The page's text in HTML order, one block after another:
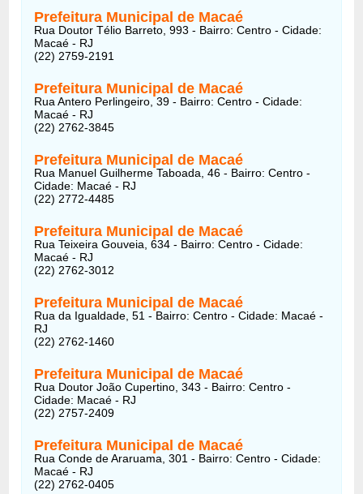
Prefeitura Municipal de Macaé
Rua Doutor Télio Barreto, 993 - Bairro: Centro - Cidade:
Macaé - RJ
(22) 2759-2191
Prefeitura Municipal de Macaé
Rua Antero Perlingeiro, 39 - Bairro: Centro - Cidade:
Macaé - RJ
(22) 2762-3845
Prefeitura Municipal de Macaé
Rua Manuel Guilherme Taboada, 46 - Bairro: Centro -
Cidade: Macaé - RJ
(22) 2772-4485
Prefeitura Municipal de Macaé
Rua Teixeira Gouveia, 634 - Bairro: Centro - Cidade:
Macaé - RJ
(22) 2762-3012
Prefeitura Municipal de Macaé
Rua da Igualdade, 51 - Bairro: Centro - Cidade: Macaé -
RJ
(22) 2762-1460
Prefeitura Municipal de Macaé
Rua Doutor João Cupertino, 343 - Bairro: Centro -
Cidade: Macaé - RJ
(22) 2757-2409
Prefeitura Municipal de Macaé
Rua Conde de Araruama, 301 - Bairro: Centro - Cidade:
Macaé - RJ
(22) 2762-0405